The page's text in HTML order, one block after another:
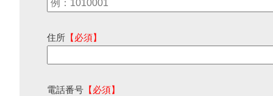
住所 【必須】
電話番号 【必須】